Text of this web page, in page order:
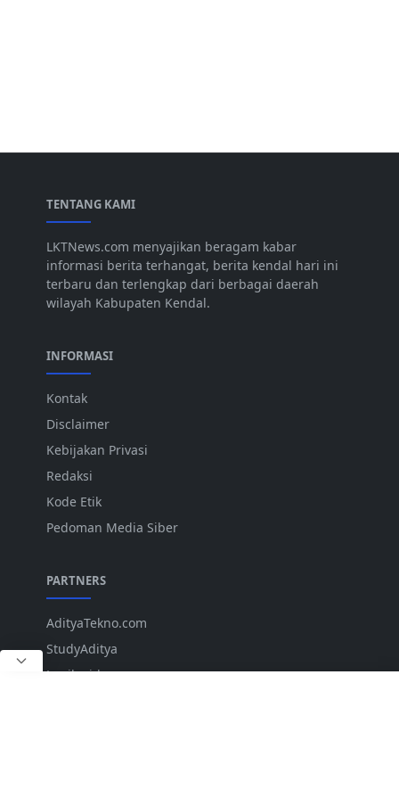
TENTANG KAMI
LKTNews.com menyajikan beragam kabar
informasi berita terhangat, berita kendal hari ini
terbaru dan terlengkap dari berbagai daerah
wilayah Kabupaten Kendal.
INFORMASI
Kontak
Disclaimer
Kebijakan Privasi
Redaksi
Kode Etik
Pedoman Media Siber
PARTNERS
AdityaTekno.com
StudyAditya
Lepiku.id